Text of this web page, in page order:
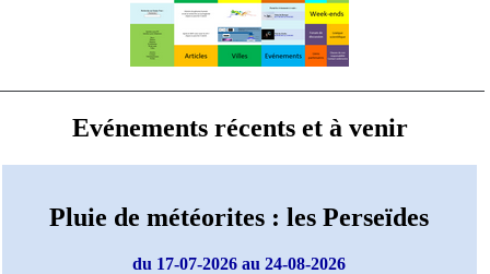
Evénements récents et à venir
Pluie de météorites : les Perseïdes
du 17-07-2026 au 24-08-2026